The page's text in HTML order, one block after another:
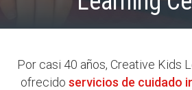
Por casi 40 años, Creative Kids
ofrecido servicios de cuidado